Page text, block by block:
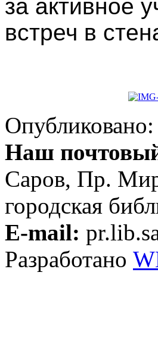
за активное
встреч в
Наш
Саров, Пр.
городская
E-mail:
Разработано